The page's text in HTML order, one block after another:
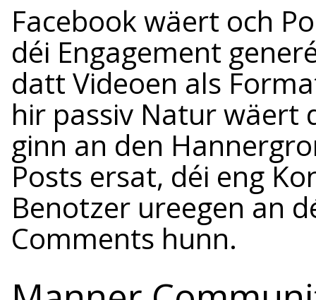
Facebook wäert och
déi Engagement
datt Videoen als
hir passiv Natur wäert
ginn an den
Posts ersat, déi eng
Benotzer ureegen an
Comments hunn.